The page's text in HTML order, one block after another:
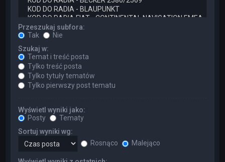
Przeszukaj subfora:
Tak
Nie
Szukaj w:
Temat i treść posta
Tylko treść posta
Tylko tytuły tematów
Tylko pierwszy post tematu
Wyświetl wyniki jako:
Posty
Tematy
Sortuj wyniki wg:
Rosnąco
Malejąco